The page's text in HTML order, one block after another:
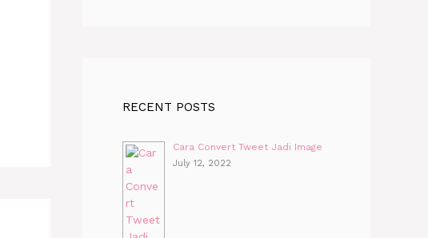
RECENT POSTS
Cara Convert Tweet Jadi Image
July 12, 2022